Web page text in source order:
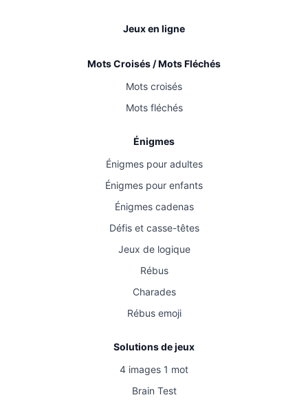
Jeux en ligne
Mots Croisés / Mots Fléchés
Mots croisés
Mots fléchés
Énigmes
Énigmes pour adultes
Énigmes pour enfants
Énigmes cadenas
Défis et casse-têtes
Jeux de logique
Rébus
Charades
Rébus emoji
Solutions de jeux
4 images 1 mot
Brain Test